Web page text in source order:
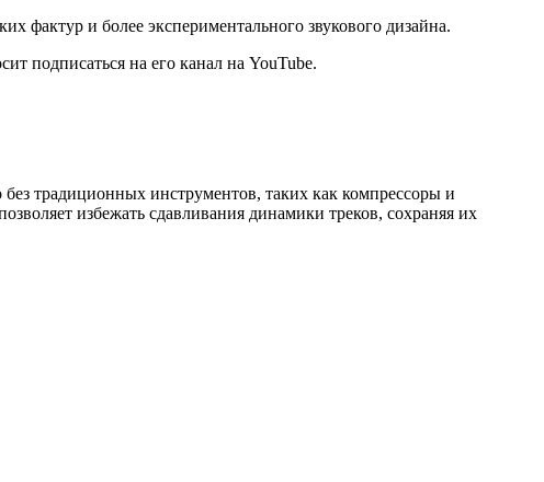
фактур и более экспериментального звукового дизайна.
подписаться на его канал на YouTube.
традиционных инструментов, таких как компрессоры и
избежать сдавливания динамики треков, сохраняя их